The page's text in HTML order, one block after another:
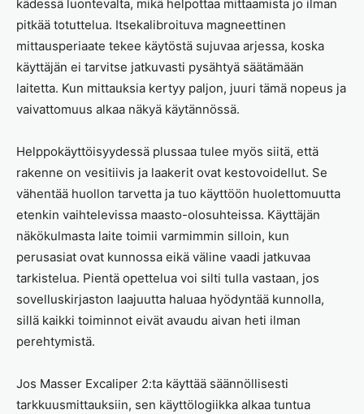
kädessä luontevalta, mikä helpottaa mittaamista jo ilman
pitkää totuttelua. Itsekalibroituva magneettinen
mittausperiaate tekee käytöstä sujuvaa arjessa, koska
käyttäjän ei tarvitse jatkuvasti pysähtyä säätämään
laitetta. Kun mittauksia kertyy paljon, juuri tämä nopeus ja
vaivattomuus alkaa näkyä käytännössä.
Helppokäyttöisyydessä plussaa tulee myös siitä, että
rakenne on vesitiivis ja laakerit ovat kestovoidellut. Se
vähentää huollon tarvetta ja tuo käyttöön huolettomuutta
etenkin vaihtelevissa maasto-olosuhteissa. Käyttäjän
näkökulmasta laite toimii varmimmin silloin, kun
perusasiat ovat kunnossa eikä väline vaadi jatkuvaa
tarkistelua. Pientä opettelua voi silti tulla vastaan, jos
sovelluskirjaston laajuutta haluaa hyödyntää kunnolla,
sillä kaikki toiminnot eivät avaudu aivan heti ilman
perehtymistä.
Jos Masser Excaliper 2:ta käyttää säännöllisesti
tarkkuusmittauksiin, sen käyttölogiikka alkaa tuntua